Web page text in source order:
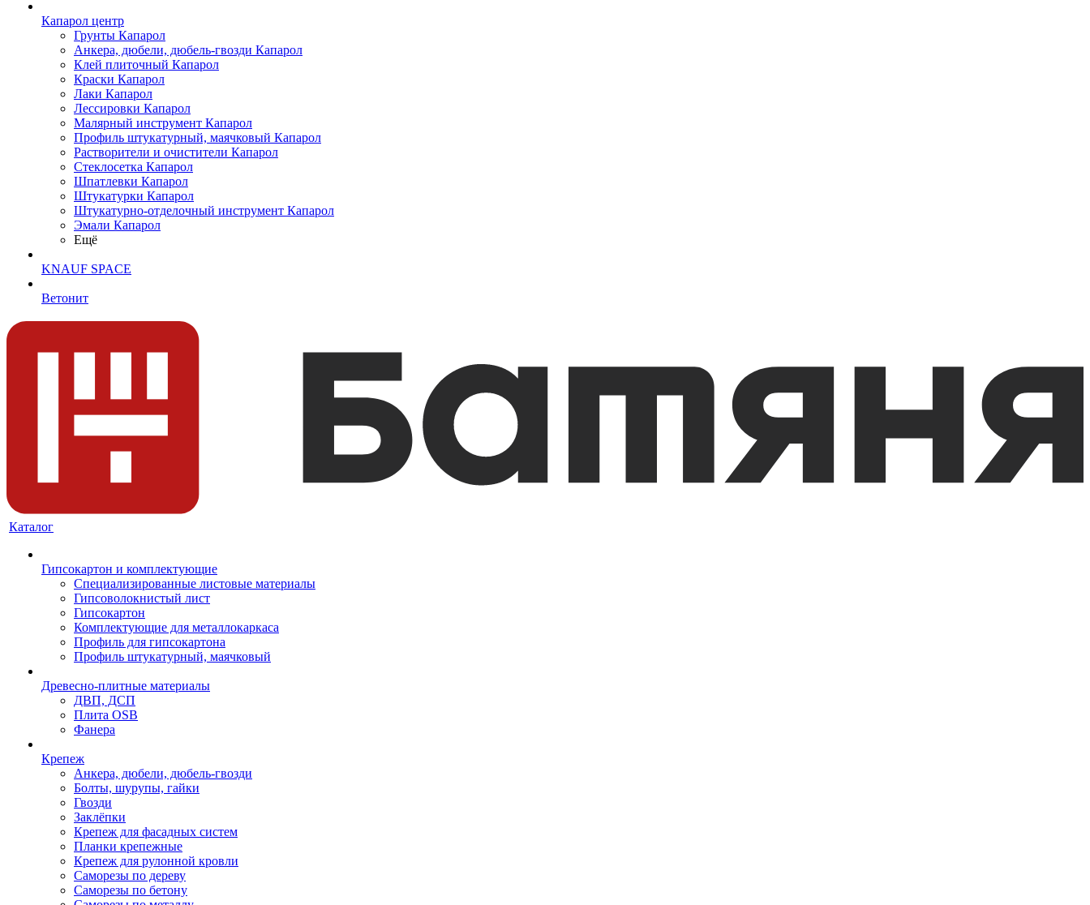
Капарол центр
Грунты Капарол
Анкера, дюбели, дюбель-гвозди Капарол
Клей плиточный Капарол
Краски Капарол
Лаки Капарол
Лессировки Капарол
Малярный инструмент Капарол
Профиль штукатурный, маячковый Капарол
Растворители и очистители Капарол
Cтеклосетка Капарол
Шпатлевки Капарол
Штукатурки Капарол
Штукатурно-отделочный инструмент Капарол
Эмали Капарол
Ещё
KNAUF SPACE
Ветонит
Каталог
Гипсокартон и комплектующие
Специализированные листовые материалы
Гипсоволокнистый лист
Гипсокартон
Комплектующие для металлокаркаса
Профиль для гипсокартона
Профиль штукатурный, маячковый
Древесно-плитные материалы
ДВП, ДСП
Плита OSB
Фанера
Крепеж
Анкера, дюбели, дюбель-гвозди
Болты, шурупы, гайки
Гвозди
Заклёпки
Крепеж для фасадных систем
Планки крепежные
Крепеж для рулонной кровли
Саморезы по дереву
Саморезы по бетону